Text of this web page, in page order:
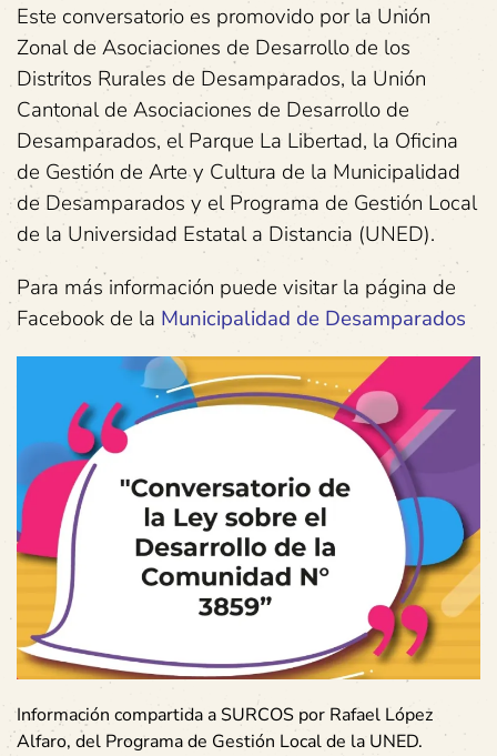
Este conversatorio es promovido por la Unión
Zonal de Asociaciones de Desarrollo de los
Distritos Rurales de Desamparados, la Unión
Cantonal de Asociaciones de Desarrollo de
Desamparados, el Parque La Libertad, la Oficina
de Gestión de Arte y Cultura de la Municipalidad
de Desamparados y el Programa de Gestión Local
de la Universidad Estatal a Distancia (UNED).
Para más información puede visitar la página de
Facebook de la Municipalidad de Desamparados
Información compartida a SURCOS por Rafael López
Alfaro, del Programa de Gestión Local de la UNED.